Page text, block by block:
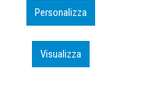
Personalizza
Visualizza